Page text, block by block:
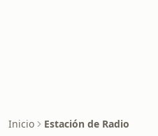
Inicio Estación de Radio